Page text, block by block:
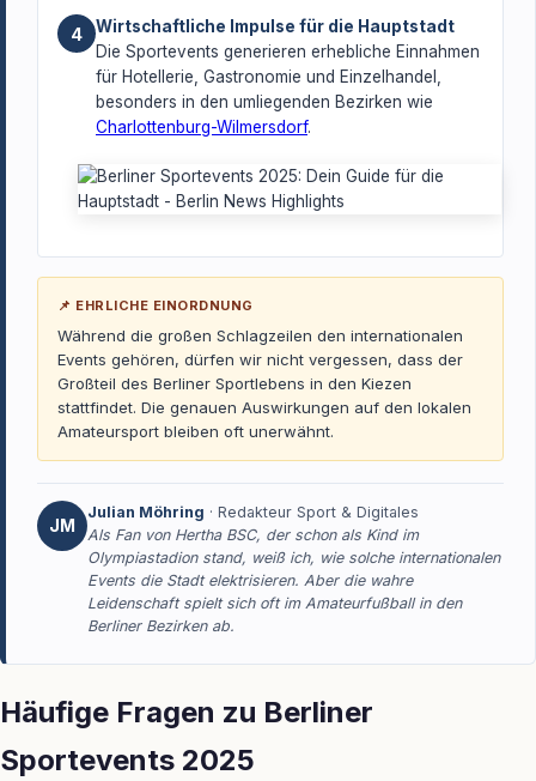
4
Wirtschaftliche Impulse für die Hauptstadt
Die Sportevents generieren erhebliche Einnahmen
für Hotellerie, Gastronomie und Einzelhandel,
besonders in den umliegenden Bezirken wie
Charlottenburg-Wilmersdorf.
📌 EHRLICHE EINORDNUNG
Während die großen Schlagzeilen den internationalen
Events gehören, dürfen wir nicht vergessen, dass der
Großteil des Berliner Sportlebens in den Kiezen
stattfindet. Die genauen Auswirkungen auf den lokalen
Amateursport bleiben oft unerwähnt.
JM
Julian Möhring · Redakteur Sport & Digitales
Als Fan von Hertha BSC, der schon als Kind im
Olympiastadion stand, weiß ich, wie solche internationalen
Events die Stadt elektrisieren. Aber die wahre
Leidenschaft spielt sich oft im Amateurfußball in den
Berliner Bezirken ab.
Häufige Fragen zu Berliner
Sportevents 2025